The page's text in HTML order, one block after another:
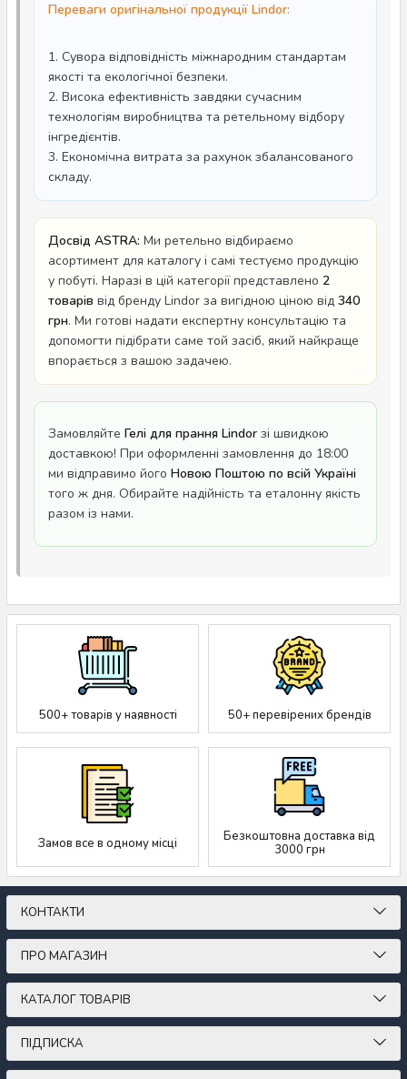
Переваги оригінальної продукції Lindor:
1. Сувора відповідність міжнародним стандартам
якості та екологічної безпеки.
2. Висока ефективність завдяки сучасним
технологіям виробництва та ретельному відбору
інгредієнтів.
3. Економічна витрата за рахунок збалансованого
складу.
Досвід ASTRA: Ми ретельно відбираємо
асортимент для каталогу і самі тестуємо продукцію
у побуті. Наразі в цій категорії представлено 2
товарів від бренду Lindor за вигідною ціною від 340
грн. Ми готові надати експертну консультацію та
допомогти підібрати саме той засіб, який найкраще
впорається з вашою задачею.
Замовляйте Гелі для прання Lindor зі швидкою
доставкою! При оформленні замовлення до 18:00
ми відправимо його Новою Поштою по всій Україні
того ж дня. Обирайте надійність та еталонну якість
разом із нами.
500+ товарів у наявності 50+ перевірених брендів
Замов все в одному місці
Безкоштовна доставка від
3000 грн
КОНТАКТИ
ПРО МАГАЗИН
КАТАЛОГ ТОВАРІВ
ПІДПИСКА